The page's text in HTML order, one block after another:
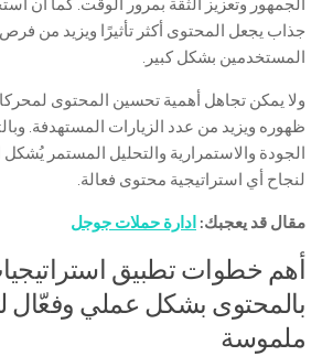
الجمهور وتعزيز الثقة بمرور الوقت. كما أن
جذاب يجعل المحتوى أكثر تأثيرًا ويزيد من
المستخدمين بشكل كبير.
ولا يمكن تجاهل أهمية تحسين المحتوى
ظهوره ويزيد من عدد الزيارات المستهدفة.
الجودة والاستمرارية والتحليل المستمر
لنجاح أي استراتيجية محتوى فعالة.
مقال قد يعجبك: ادارة حملات جوجل
أهم خطوات تطبيق
بالمحتوى بشكل عملي وفعّال
ملموسة